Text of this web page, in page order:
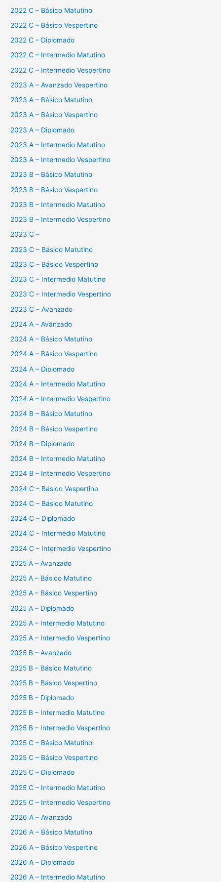
2022 C – Básico Matutino
2022 C – Básico Vespertino
2022 C – Diplomado
2022 C – Intermedio Matutino
2022 C – Intermedio Vespertino
2023 A – Avanzado Vespertino
2023 A – Básico Matutino
2023 A – Básico Vespertino
2023 A – Diplomado
2023 A – Intermedio Matutino
2023 A – Intermedio Vespertino
2023 B – Básico Matutino
2023 B – Básico Vespertino
2023 B – Intermedio Matutino
2023 B – Intermedio Vespertino
2023 C –
2023 C – Básico Matutino
2023 C – Básico Vespertino
2023 C – Intermedio Matutino
2023 C – Intermedio Vespertino
2023 C – Avanzado
2024 A – Avanzado
2024 A – Básico Matutino
2024 A – Básico Vespertino
2024 A – Diplomado
2024 A – Intermedio Matutino
2024 A – Intermedio Vespertino
2024 B – Básico Matutino
2024 B – Básico Vespertino
2024 B – Diplomado
2024 B – Intermedio Matutino
2024 B – Intermedio Vespertino
2024 C – Básico Vespertino
2024 C – Básico Matutino
2024 C – Diplomado
2024 C – Intermedio Matutino
2024 C – Intermedio Vespertino
2025 A – Avanzado
2025 A – Básico Matutino
2025 A – Básico Vespertino
2025 A – Diplomado
2025 A – Intermedio Matutino
2025 A – Intermedio Vespertino
2025 B – Avanzado
2025 B – Básico Matutino
2025 B – Básico Vespertino
2025 B – Diplomado
2025 B – Intermedio Matutino
2025 B – Intermedio Vespertino
2025 C – Básico Matutino
2025 C – Básico Vespertino
2025 C – Diplomado
2025 C – Intermedio Matutino
2025 C – Intermedio Vespertino
2026 A – Avanzado
2026 A – Básico Matutino
2026 A – Básico Vespertino
2026 A – Diplomado
2026 A – Intermedio Matutino